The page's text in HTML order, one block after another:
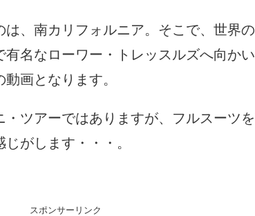
、南カリフォルニア。そこで、世界
有名なローワー・トレッスルズへ向か
画となります。
ツアーではありますが、フルスーツ
がします・・・。
スポンサーリンク